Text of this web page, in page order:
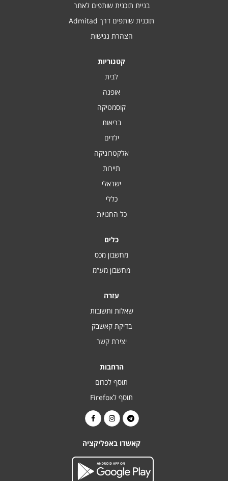
בניית תוכנית שותפים לאתר
תוכנית שותפים דרך Admitad
הצהרת נגישות
קטגוריות
לבית
אופנה
קוסמטיקה
בריאות
ילדים
אלקטרוניקה
תיירות
ישראלי
כללי
כל החנויות
כלים
מחשבון מכס
מחשבון מע“מ
עזרה
שאלות ותשובות
בדיקת קאשבק
יצירת קשר
הרחבות
תוסף לכרום
תוסף לFirefox
קאשדו באפליקציה